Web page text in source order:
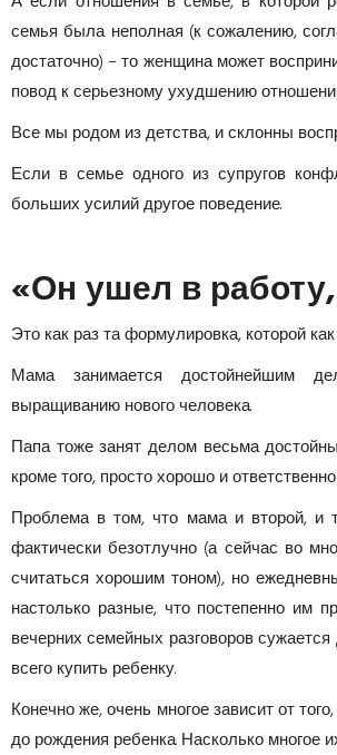
семья была неполная (к сожалению,
достаточно) – то женщина может
повод к серьезному ухудшению
Все мы родом из детства, и склонны
Если в семье одного из супругов
больших усилий другое поведение.
«Он ушел в
Это как раз та формулировка, которой
Мама занимается достойнейшим
выращиванию нового человека.
Папа тоже занят делом весьма
кроме того, просто хорошо и
Проблема в том, что мама и второй, и
фактически безотлучно (а сейчас во
считаться хорошим тоном), но
настолько разные, что постепенно им
вечерних семейных разговоров
всего купить ребенку.
Конечно же, очень многое зависит от
до рождения ребенка. Насколько многое